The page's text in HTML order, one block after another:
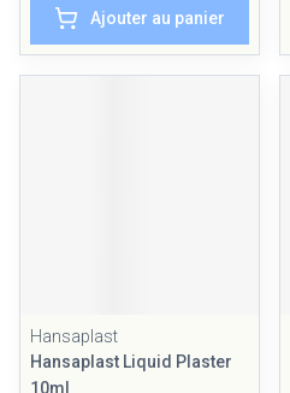
Ajouter au panier
Hansaplast
Hansaplast Liquid Plaster
10ml